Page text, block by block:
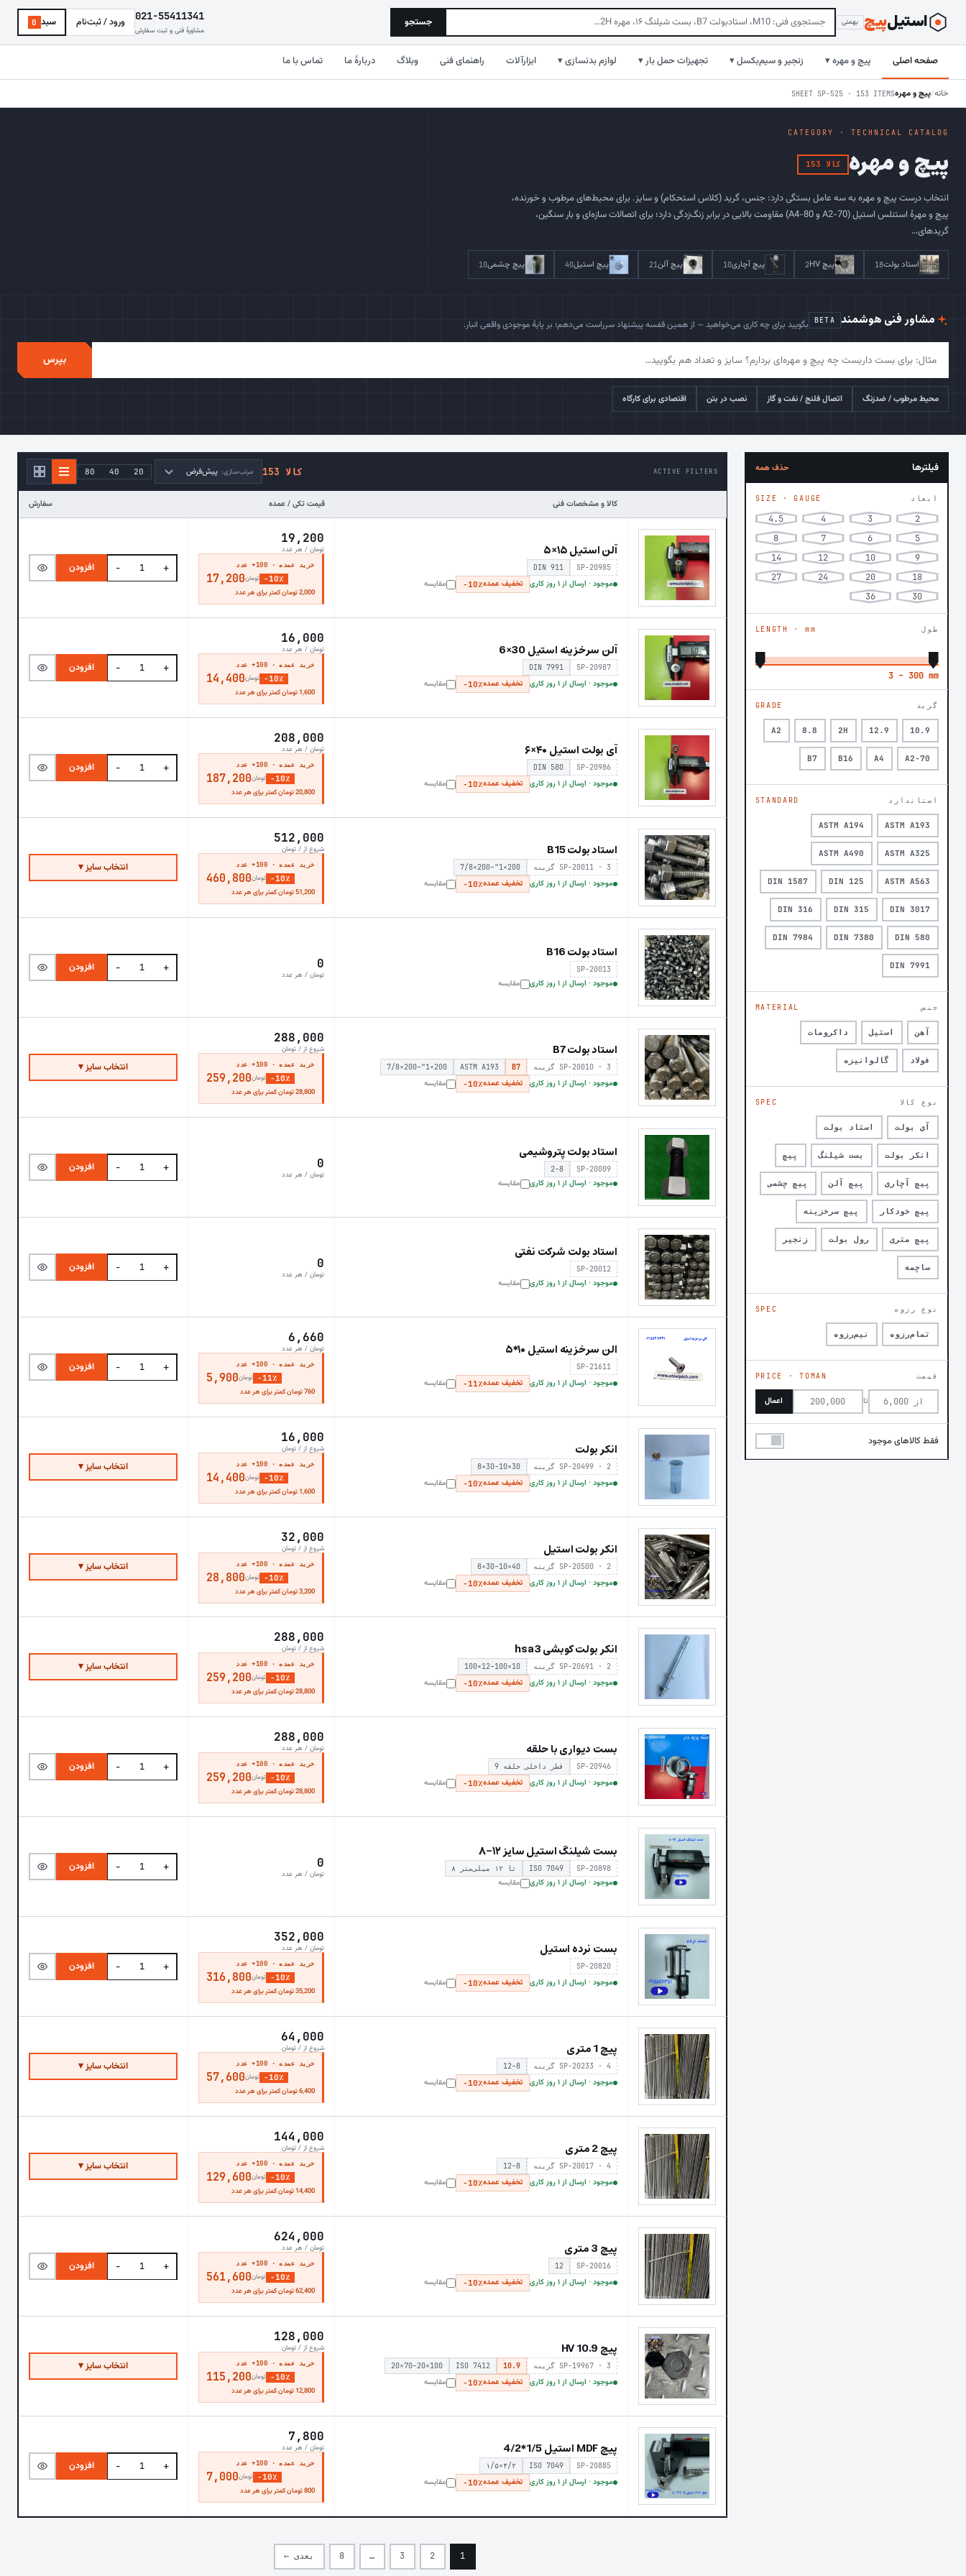
استیل‌پیچ بهمنی جستجو 021-55411341
مشاورهٔ فنی و ثبت سفارش
ورود / ثبت‌نام سبد 0
صفحه اصلی پیچ و مهره ▾ زنجیر و سیم‌بکسل ▾ تجهیزات حمل بار ▾ لوازم بدنسازی ▾ ابزارآلات راهنمای فنی وبلاگ دربارهٔ ما تماس با ما
خانه/پیچ و مهرهSHEET SP-525 · 153 ITEMS
CATEGORY · TECHNICAL CATALOG
پیچ و مهره 153 کالا
انتخاب درست پیچ و مهره به سه عامل بستگی دارد: جنس، گرید (کلاس استحکام) و سایز. برای محیط‌های مرطوب و خورنده،
پیچ و مهرهٔ استنلس استیل (A2-70 و A4-80) مقاومت بالایی در برابر زنگ‌زدگی دارد؛ برای اتصالات سازه‌ای و بار سنگین،
گریدهای…
استاد بولت18 پیچ HV 2 پیچ آچاری10 پیچ آلن21 پیچ استیل40 پیچ چشمی10
مشاور فنی هوشمند BETA بگویید برای چه کاری می‌خواهید — از همین قفسه پیشنهاد سرراست می‌دهم؛ بر پایهٔ موجودی واقعی انبار.
بپرس
محیط مرطوب / ضدزنگ اتصال فلنج / نفت و گاز نصب در بتن اقتصادی برای کارگاه
فیلترها حذف همه
SIZE · GAUGE ابعاد
2
3
4
4.5
5
6
7
8
9
10
12
14
18
20
24
27
30
36
LENGTH · mm طول
3 – 300 mm
GRADE گرید
10.9
12.9
2H
8.8
A2
A2-70
A4
B16
B7
STANDARD استاندارد
ASTM A193
ASTM A194
ASTM A325
ASTM A490
ASTM A563
DIN 125
DIN 1587
DIN 3017
DIN 315
DIN 316
DIN 580
DIN 7380
DIN 7984
DIN 7991
MATERIAL جنس
آهن استیل داکرومات
فولاد گالوانیزه
SPEC نوع کالا
آی بولت استاد بولت
انکر بولت بست شیلنگ پیچ
پیچ آچاری پیچ آلن پیچ چشمی
پیچ خودکار پیچ سرخزینه
پیچ متری رول بولت زنجیر
ساچمه
SPEC نوع رزوه
تمام‌رزوه نیم‌رزوه
PRICE · TOMAN قیمت
تا اعمال
فقط کالاهای موجود
ACTIVE FILTERS 153 کالا مرتب‌سازی: پیش‌فرض 20
40
80
کالا و مشخصات فنی قیمت تکی / عمده سفارش
آلن استیل ۱۵×۵
SP-20985
DIN 911
موجود · ارسال از ۱ روز کاری تخفیف عمده−10٪ مقایسه
19,200
تومان / هر عدد
خرید عمده · 100+ عدد
17,200تومان −10٪
2,000 تومان کمتر برای هر عدد
+
− افزودن
آلن سرخزینه استیل 30×6
SP-20987
DIN 7991
موجود · ارسال از ۱ روز کاری تخفیف عمده−10٪ مقایسه
16,000
تومان / هر عدد
خرید عمده · 100+ عدد
14,400تومان −10٪
1,600 تومان کمتر برای هر عدد
+
− افزودن
آی بولت استیل ۴۰×۶
SP-20986
DIN 580
موجود · ارسال از ۱ روز کاری تخفیف عمده−10٪ مقایسه
208,000
تومان / هر عدد
خرید عمده · 100+ عدد
187,200تومان −10٪
20,800 تومان کمتر برای هر عدد
+
− افزودن
استاد بولت B15
SP-20011 · 3 گزینه 7/8×200–"1×200
موجود · ارسال از ۱ روز کاری تخفیف عمده−10٪ مقایسه
512,000
شروع از / تومان
خرید عمده · 100+ عدد
460,800تومان −10٪
51,200 تومان کمتر برای هر عدد
انتخاب سایز ▾
استاد بولت B16
SP-20013
موجود · ارسال از ۱ روز کاری مقایسه
0
تومان / هر عدد
+
− افزودن
استاد بولت B7
SP-20010 · 3 گزینه B7
ASTM A193
7/8×200–"1×200
موجود · ارسال از ۱ روز کاری تخفیف عمده−10٪ مقایسه
288,000
شروع از / تومان
خرید عمده · 100+ عدد
259,200تومان −10٪
28,800 تومان کمتر برای هر عدد
انتخاب سایز ▾
استاد بولت پتروشیمی
SP-20009
2–8
موجود · ارسال از ۱ روز کاری مقایسه
0
تومان / هر عدد
+
− افزودن
استاد بولت شرکت نفتی
SP-20012
موجود · ارسال از ۱ روز کاری مقایسه
0
تومان / هر عدد
+
− افزودن
الن سرخزینه استیل ۱۰*۵
SP-21611
موجود · ارسال از ۱ روز کاری تخفیف عمده−11٪ مقایسه
6,660
تومان / هر عدد
خرید عمده · 100+ عدد
5,900تومان −11٪
760 تومان کمتر برای هر عدد
+
− افزودن
انکر بولت
SP-20499 · 2 گزینه 8×30–10×30
موجود · ارسال از ۱ روز کاری تخفیف عمده−10٪ مقایسه
16,000
شروع از / تومان
خرید عمده · 100+ عدد
14,400تومان −10٪
1,600 تومان کمتر برای هر عدد
انتخاب سایز ▾
انکر بولت استیل
SP-20500 · 2 گزینه 8×30–10×40
موجود · ارسال از ۱ روز کاری تخفیف عمده−10٪ مقایسه
32,000
شروع از / تومان
خرید عمده · 100+ عدد
28,800تومان −10٪
3,200 تومان کمتر برای هر عدد
انتخاب سایز ▾
انکر بولت کوبشی hsa3
SP-20691 · 2 گزینه 100×12–100×10
موجود · ارسال از ۱ روز کاری تخفیف عمده−10٪ مقایسه
288,000
شروع از / تومان
خرید عمده · 100+ عدد
259,200تومان −10٪
28,800 تومان کمتر برای هر عدد
انتخاب سایز ▾
بست دیواری با حلقه
SP-20946 قطر داخلی حلقه 9
موجود · ارسال از ۱ روز کاری تخفیف عمده−10٪ مقایسه
288,000
تومان / هر عدد
خرید عمده · 100+ عدد
259,200تومان −10٪
28,800 تومان کمتر برای هر عدد
+
− افزودن
بست شیلنگ استیل سایز ۱۲-۸
SP-20898
ISO 7049 ۸ تا ۱۲ میلی‌متر
موجود · ارسال از ۱ روز کاری مقایسه
0
تومان / هر عدد
+
− افزودن
بست نرده استیل
SP-20820
موجود · ارسال از ۱ روز کاری تخفیف عمده−10٪ مقایسه
352,000
تومان / هر عدد
خرید عمده · 100+ عدد
316,800تومان −10٪
35,200 تومان کمتر برای هر عدد
+
− افزودن
پیچ 1 متری
SP-20233 · 4 گزینه 12–8
موجود · ارسال از ۱ روز کاری تخفیف عمده−10٪ مقایسه
64,000
شروع از / تومان
خرید عمده · 100+ عدد
57,600تومان −10٪
6,400 تومان کمتر برای هر عدد
انتخاب سایز ▾
پیچ 2 متری
SP-20017 · 4 گزینه 12–8
موجود · ارسال از ۱ روز کاری تخفیف عمده−10٪ مقایسه
144,000
شروع از / تومان
خرید عمده · 100+ عدد
129,600تومان −10٪
14,400 تومان کمتر برای هر عدد
انتخاب سایز ▾
پیچ 3 متری
SP-20016
12
موجود · ارسال از ۱ روز کاری تخفیف عمده−10٪ مقایسه
624,000
تومان / هر عدد
خرید عمده · 100+ عدد
561,600تومان −10٪
62,400 تومان کمتر برای هر عدد
+
− افزودن
پیچ HV 10.9
SP-19967 · 3 گزینه 10.9
ISO 7412
20×70–20×100
موجود · ارسال از ۱ روز کاری تخفیف عمده−10٪ مقایسه
128,000
شروع از / تومان
خرید عمده · 100+ عدد
115,200تومان −10٪
12,800 تومان کمتر برای هر عدد
انتخاب سایز ▾
پیچ MDF استیل 1/5*4/2
SP-20885
ISO 7049 ۱/۵×۴/۲
موجود · ارسال از ۱ روز کاری تخفیف عمده−10٪ مقایسه
7,800
تومان / هر عدد
خرید عمده · 100+ عدد
7,000تومان −10٪
800 تومان کمتر برای هر عدد
+
− افزودن
1
2
3
…
8 بعدی ←